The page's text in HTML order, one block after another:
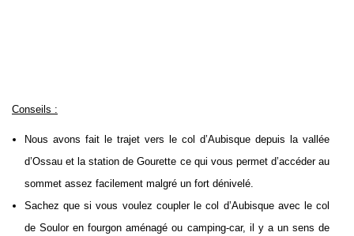
Conseils :
Nous avons fait le trajet vers le col d’Aubisque depuis la vallée
d’Ossau et la station de Gourette ce qui vous permet d’accéder au
sommet assez facilement malgré un fort dénivelé.
Sachez que si vous voulez coupler le col d’Aubisque avec le col
de Soulor en fourgon aménagé ou camping-car, il y a un sens de